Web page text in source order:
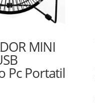
MINI
Pc Portatil